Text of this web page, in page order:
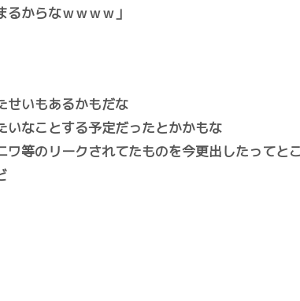
からなｗｗｗｗ」
せいもあるかもだな
いなことする予定だったとかかもな
等のリークされてたものを今更出したってと